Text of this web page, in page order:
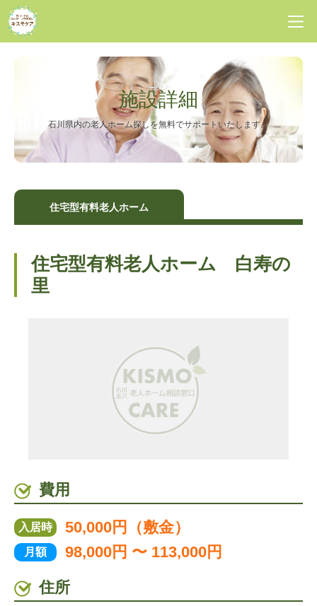
施設詳細
石川県内の老人ホーム探しを無料でサポートいたします。
住宅型有料老人ホーム
住宅型有料老人ホーム 白寿の
里
費用
入居時 50,000円（敷金）
月額
98,000円 〜 113,000円
住所